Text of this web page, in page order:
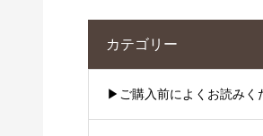
カテゴリー
▶︎ご購入前によくお読みく